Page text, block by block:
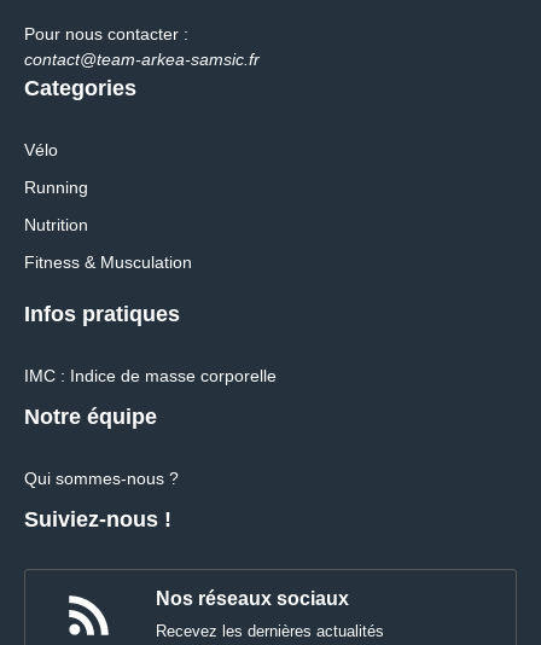
Pour nous contacter :
contact@team-arkea-samsic.fr
Categories
Vélo
Running
Nutrition
Fitness & Musculation
Infos pratiques
IMC : Indice de masse corporelle
Notre équipe
Qui sommes-nous ?
Suiviez-nous !
Nos réseaux sociaux
Recevez les dernières actualités